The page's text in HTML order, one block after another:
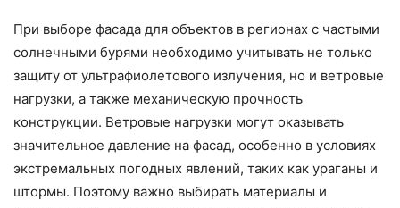
При выборе фасада для объектов в регионах с частыми
солнечными бурями необходимо учитывать не только
защиту от ультрафиолетового излучения, но и ветровые
нагрузки, а также механическую прочность
конструкции. Ветровые нагрузки могут оказывать
значительное давление на фасад, особенно в условиях
экстремальных погодных явлений, таких как ураганы и
штормы. Поэтому важно выбирать материалы и